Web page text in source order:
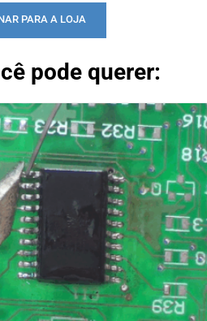
PARA A LOJA
pode querer: